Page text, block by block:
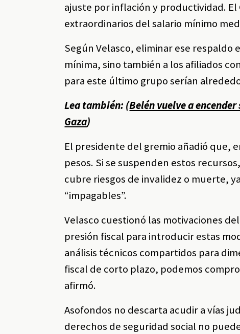
ajuste por inflación y productividad.
extraordinarios del salario mínimo
Según Velasco, eliminar ese respaldo
mínima, sino también a los afiliados
para este último grupo serían
Lea también: (Belén vuelve a
Gaza)
El presidente del gremio añadió que,
pesos. Si se suspenden estos
cubre riesgos de invalidez o muerte,
“impagables”.
Velasco cuestionó las motivaciones
presión fiscal para introducir estas
análisis técnicos compartidos para
fiscal de corto plazo, podemos
afirmó.
Asofondos no descarta acudir a vías
derechos de seguridad social no